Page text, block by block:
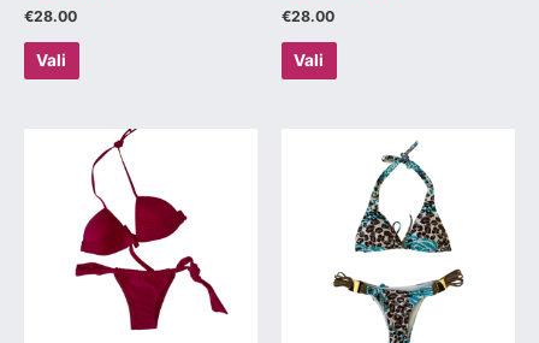
€28.00
Vali
€28.00
Vali
Sellel
tootel
on
mitu
varianti.
Valikuid
tootel
mitu
Valikuid